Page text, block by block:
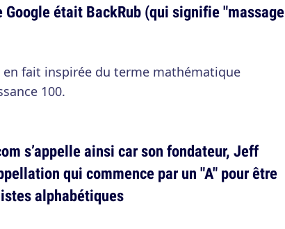
Google était BackRub (qui signifie "massage
en fait inspirée du terme mathématique
100.
s’appelle ainsi car son fondateur, Jeff
qui commence par un "A" pour être
alphabétiques